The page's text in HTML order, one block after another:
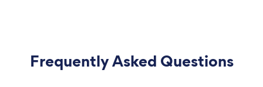
Frequently Asked Questions